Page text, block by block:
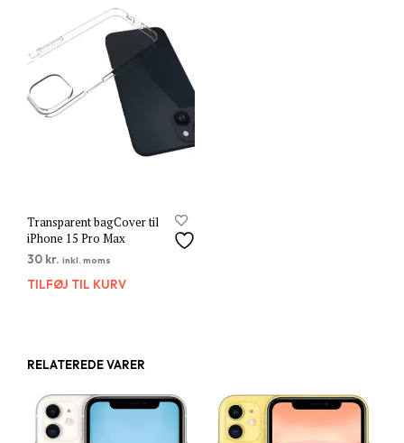
Transparent bagCover til
iPhone 15 Pro Max
30 kr. inkl. moms
TILFØJ TIL KURV
RELATEREDE VARER